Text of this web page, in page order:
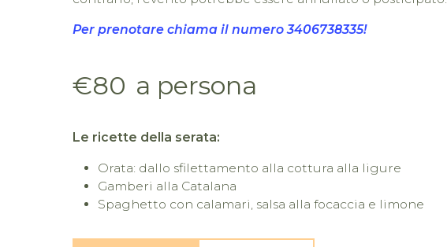
Per prenotare chiama il numero 3406738335!
€80 a persona
Le ricette della serata:
Orata: dallo sfilettamento alla cottura alla ligure
Gamberi alla Catalana
Spaghetto con calamari, salsa alla focaccia e limone